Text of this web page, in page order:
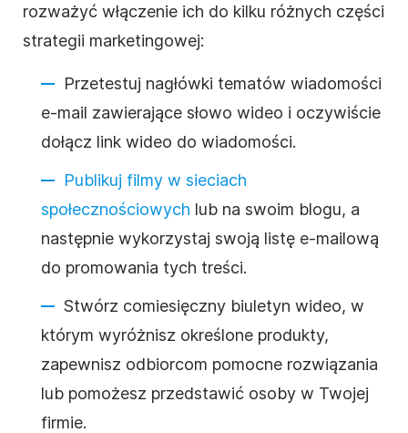
rozważyć włączenie ich do kilku różnych części
strategii marketingowej:
Przetestuj nagłówki tematów wiadomości
e-mail zawierające słowo wideo i oczywiście
dołącz link wideo do wiadomości.
Publikuj filmy w sieciach
społecznościowych lub na swoim blogu, a
następnie wykorzystaj swoją listę e-mailową
do promowania tych treści.
Stwórz comiesięczny biuletyn wideo, w
którym wyróżnisz określone produkty,
zapewnisz odbiorcom pomocne rozwiązania
lub pomożesz przedstawić osoby w Twojej
firmie.